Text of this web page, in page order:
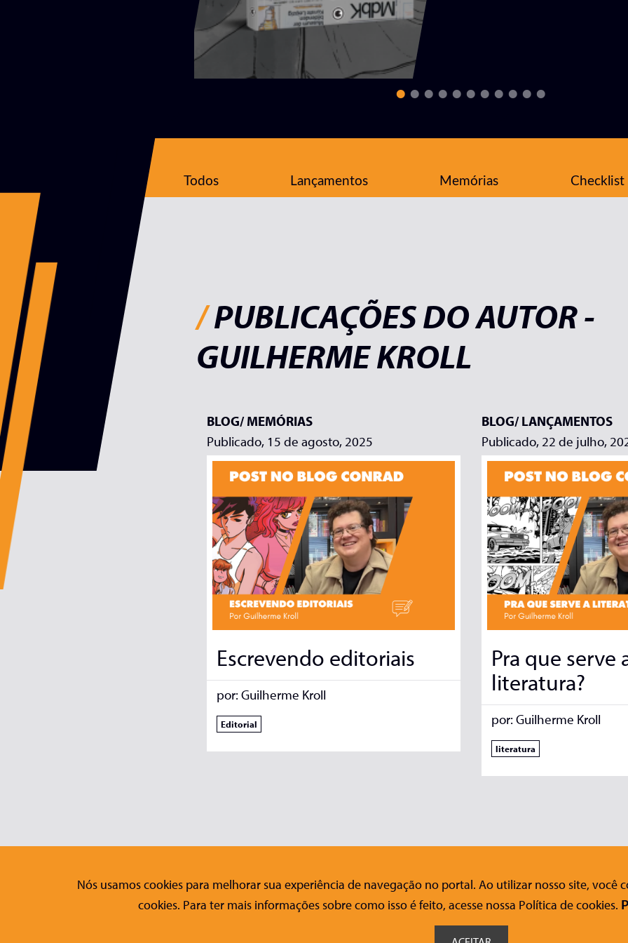
Todos Lançamentos Memórias Checklist
/PUBLICAÇÕES DO AUTOR -
GUILHERME KROLL
BLOG/MEMÓRIAS
Publicado, 15 de agosto, 2025
Escrevendo editoriais
por:Guilherme Kroll
Editorial
BLOG/LANÇAMENTOS
Publicado, 22 de julho,
Pra que serve
literatura?
por:Guilherme Kroll
literatura
Editora Conrad Fale Conosco
Contato
Ajuda Siga-nos nas redes
Nós usamos cookies para melhorar sua experiência de navegação no portal. Ao utilizar nosso site,
cookies. Para ter mais informações sobre como isso é feito, acesse nossa Política de cookies.